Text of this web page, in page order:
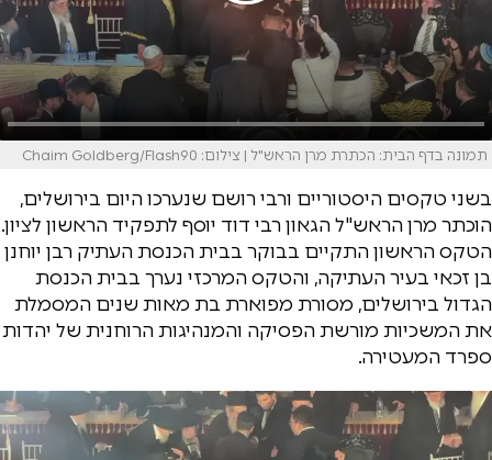
תמונה בדף הבית: הכתרת מרן הראש"ל | צילום: Chaim Goldberg/Flash90
בשני טקסים היסטוריים ורבי רושם שנערכו היום בירושלים,
הוכתר מרן הראש"ל הגאון רבי דוד יוסף לתפקיד הראשון לציון.
הטקס הראשון התקיים בבוקר בבית הכנסת העתיק רבן יוחנן
בן זכאי בעיר העתיקה, והטקס המרכזי נערך בבית הכנסת
הגדול בירושלים, מסורת מפוארת בת מאות שנים המסמלת
את המשכיות מורשת הפסיקה והמנהיגות הרוחנית של יהדות
ספרד המעטירה.